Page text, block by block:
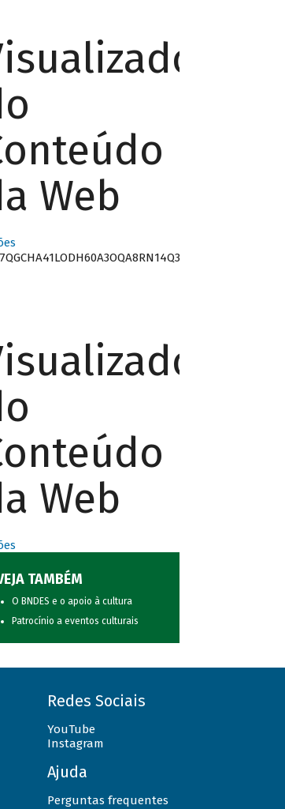
Web
Web
TAMBÉM
O BNDES e o apoio à cultura
Patrocínio a eventos culturais
Redes Sociais
YouTube
Instagram
Ajuda
Perguntas frequentes